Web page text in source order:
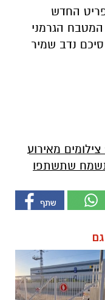
החדש
הגרמני
נדב שמיר
מאירוע
שתשתפו